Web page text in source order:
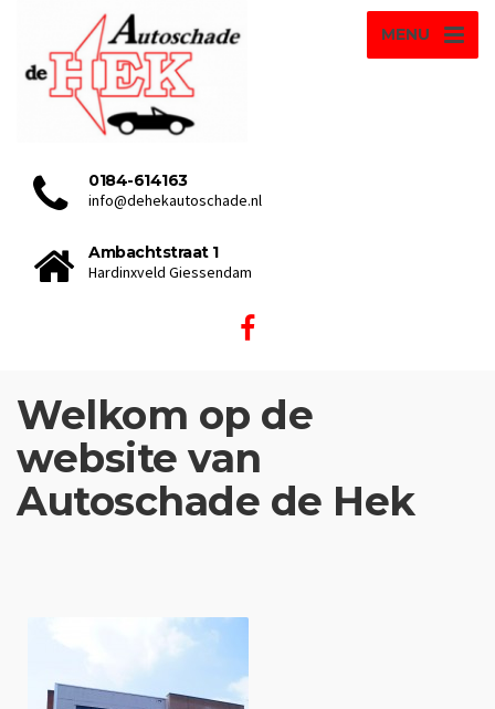
MENU
0184-614163
info@dehekautoschade.nl
Ambachtstraat 1
Hardinxveld Giessendam
Welkom op de
website van
Autoschade de Hek